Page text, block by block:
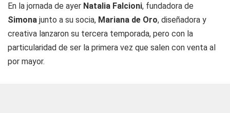
En la jornada de ayer Natalia Falcioni, fundadora de
Simona junto a su socia, Mariana de Oro, diseñadora y
creativa lanzaron su tercera temporada, pero con la
particularidad de ser la primera vez que salen con venta al
por mayor.